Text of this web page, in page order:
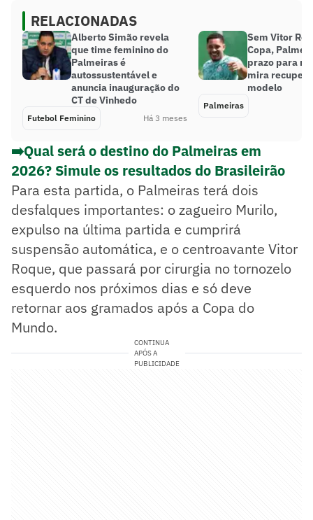
RELACIONADAS
Alberto Simão revela
que time feminino do
Palmeiras é
autossustentável e
anuncia inauguração do
CT de Vinhedo
Futebol Feminino Há 3 meses
Sem Vitor
Copa,
prazo para
mira
modelo
Palmeiras
➡️Qual será o destino do Palmeiras em
2026? Simule os resultados do Brasileirão
Para esta partida, o Palmeiras terá dois
desfalques importantes: o zagueiro Murilo,
expulso na última partida e cumprirá
suspensão automática, e o centroavante Vitor
Roque, que passará por cirurgia no tornozelo
esquerdo nos próximos dias e só deve
retornar aos gramados após a Copa do
Mundo.
CONTINUA
APÓS A
PUBLICIDADE